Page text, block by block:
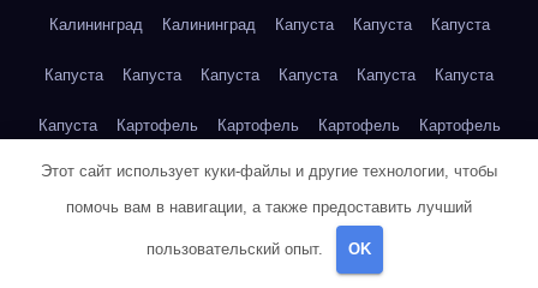
Калининград Калининград Капуста Капуста Капуста
Капуста Капуста Капуста Капуста Капуста Капуста
Капуста Картофель Картофель Картофель Картофель
Картофель Картофель Картофель Картофель
Картофель
Кейптаун
Этот сайт использует куки-файлы и другие технологии, чтобы
помочь вам в навигации, а также предоставить лучший
пользовательский опыт. OK